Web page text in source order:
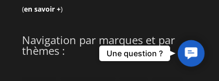
(en savoir +)
Navigation par marques et par
thèmes : Contact
Us
Une question ?